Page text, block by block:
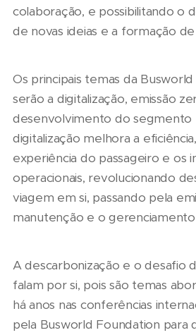
colaboração, e possibilitando o
de novas ideias e a formação
Os principais temas da
serão a digitalização, emissão
desenvolvimento do segmento
digitalização melhora a
experiência do passageiro e os
operacionais, revolucionando
viagem em si, passando pela
manutenção e o
A descarbonização e o desafio
falam por si, pois são temas
há anos nas conferências
pela Busworld Foundation para